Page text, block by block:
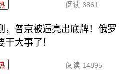
阅读 3861
，普京被逼亮出底牌！俄罗
干大事了！
阅读 14895